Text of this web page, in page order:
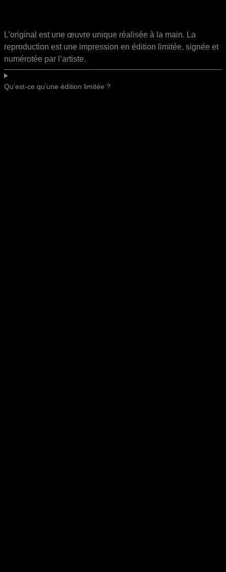
L’original est une œuvre unique réalisée à la main. La
reproduction est une impression en édition limitée, signée et
numérotée par l’artiste.
Qu’est-ce qu’une édition limitée ?